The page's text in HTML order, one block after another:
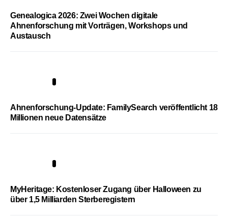
Genealogica 2026: Zwei Wochen digitale
Ahnenforschung mit Vorträgen, Workshops und
Austausch
Ahnenforschung-Update: FamilySearch veröffentlicht 18
Millionen neue Datensätze
MyHeritage: Kostenloser Zugang über Halloween zu
über 1,5 Milliarden Sterberegistern